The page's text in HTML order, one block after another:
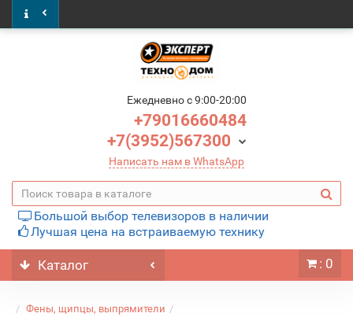
Ежедневно c 9:00-20:00
+79016660484
+7(3952)567300
Написать нам в WhatsApp
Большой выбор телевизоров в наличии
Лучшая цена на встраиваемую технику
Каталог : 0
Фены, щипцы, выпрямители